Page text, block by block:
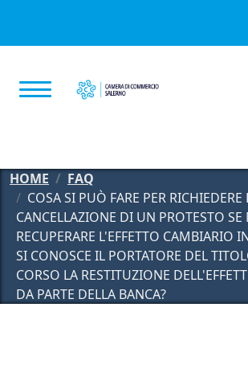
HOME
FAQ
COSA SI PUÒ FARE PER RICHIEDERE
CANCELLAZIONE DI UN PROTESTO SE
RECUPERARE L'EFFETTO CAMBIARIO
SI CONOSCE IL PORTATORE DEL
CORSO LA RESTITUZIONE
DA PARTE DELLA BANCA?